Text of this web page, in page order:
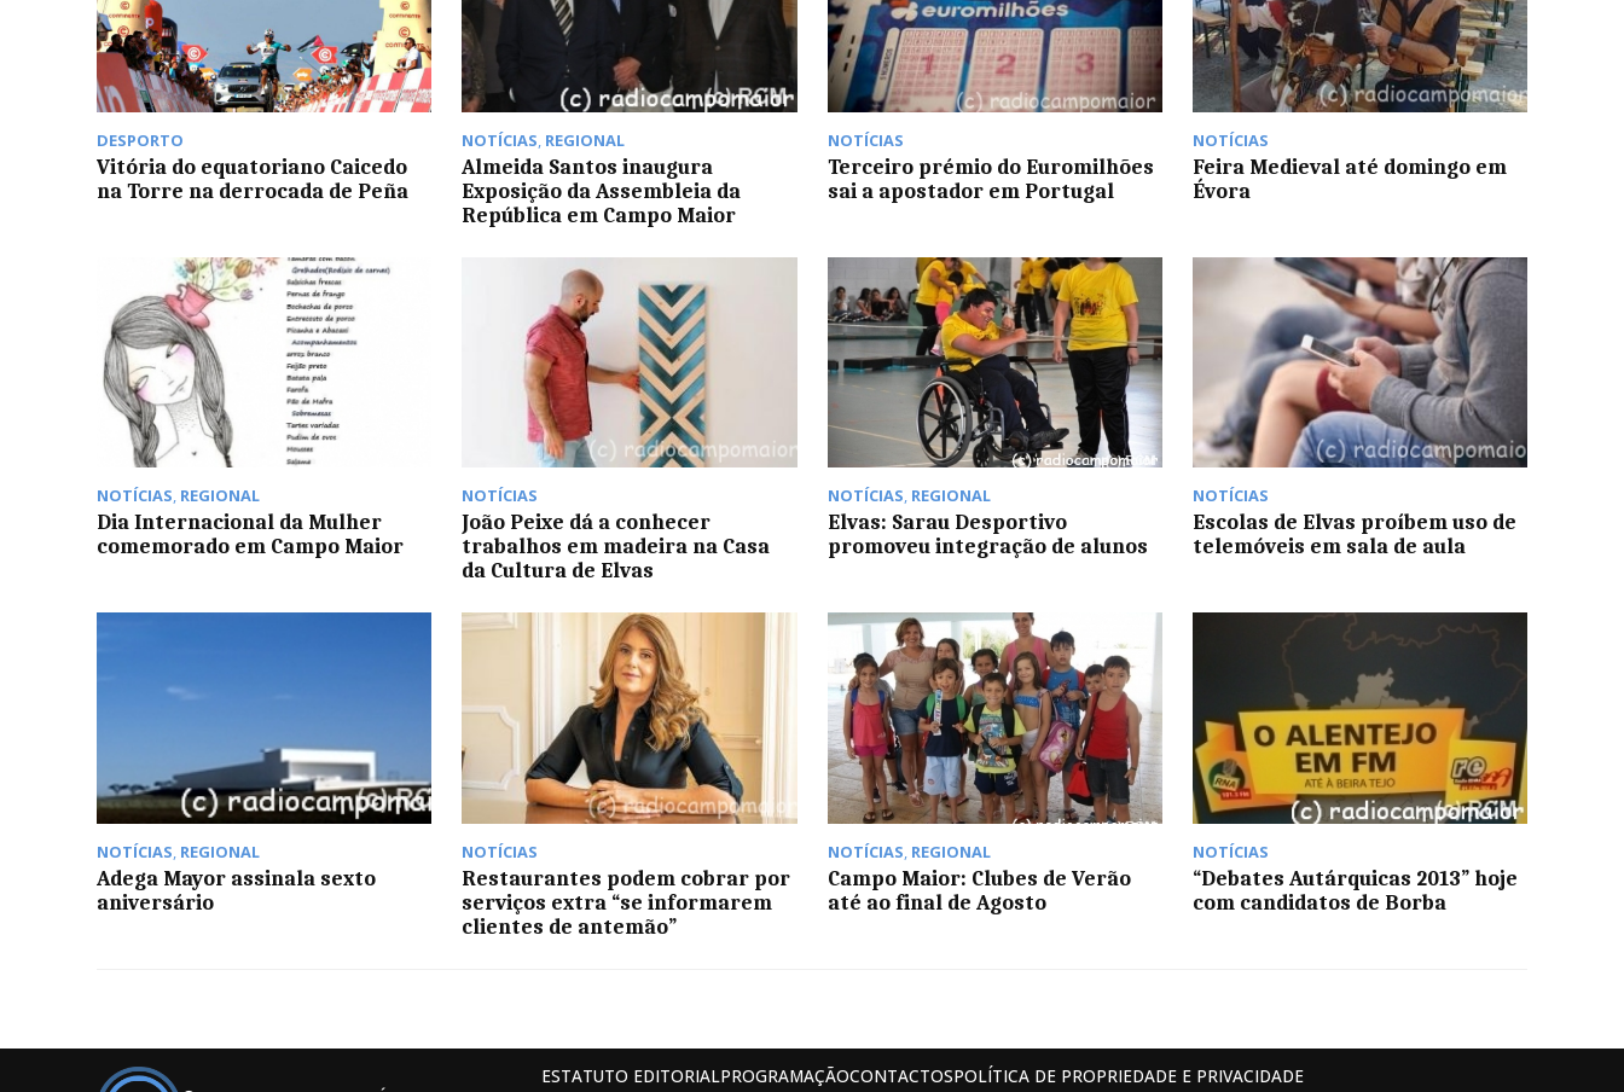
DESPORTO
Vitória do equatoriano Caicedo
na Torre na derrocada de Peña
NOTÍCIAS, REGIONAL
Almeida Santos inaugura
Exposição da Assembleia da
República em Campo Maior
NOTÍCIAS
Terceiro prémio do Euromilhões
sai a apostador em Portugal
NOTÍCIAS
Feira Medieval até domingo em
Évora
NOTÍCIAS, REGIONAL
Dia Internacional da Mulher
comemorado em Campo Maior
NOTÍCIAS
João Peixe dá a conhecer
trabalhos em madeira na Casa
da Cultura de Elvas
NOTÍCIAS, REGIONAL
Elvas: Sarau Desportivo
promoveu integração de alunos
NOTÍCIAS
Escolas de Elvas proíbem uso de
telemóveis em sala de aula
NOTÍCIAS, REGIONAL
Adega Mayor assinala sexto
aniversário
NOTÍCIAS
Restaurantes podem cobrar por
serviços extra “se informarem
clientes de antemão”
NOTÍCIAS, REGIONAL
Campo Maior: Clubes de Verão
até ao final de Agosto
NOTÍCIAS
“Debates Autárquicas 2013” hoje
com candidatos de Borba
ESTATUTO EDITORIALPROGRAMAÇÃOCONTACTOSPOLÍTICA DE PROPRIEDADE E PRIVACIDADE